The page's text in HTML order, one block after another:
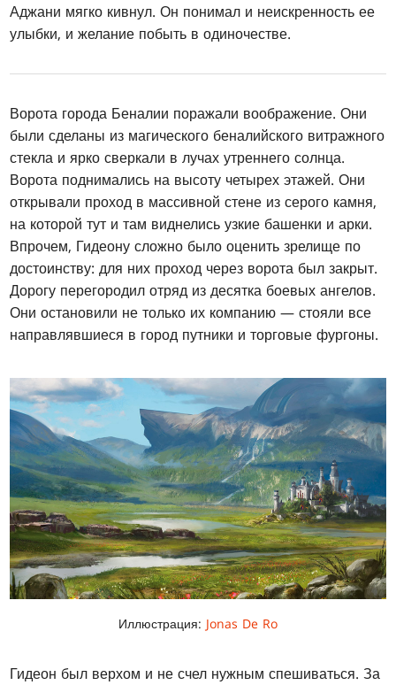
Аджани мягко кивнул. Он понимал и неискренность ее
улыбки, и желание побыть в одиночестве.
Ворота города Беналии поражали воображение. Они
были сделаны из магического беналийского витражного
стекла и ярко сверкали в лучах утреннего солнца.
Ворота поднимались на высоту четырех этажей. Они
открывали проход в массивной стене из серого камня,
на которой тут и там виднелись узкие башенки и арки.
Впрочем, Гидеону сложно было оценить зрелище по
достоинству: для них проход через ворота был закрыт.
Дорогу перегородил отряд из десятка боевых ангелов.
Они остановили не только их компанию — стояли все
направлявшиеся в город путники и торговые фургоны.
Иллюстрация: Jonas De Ro
Гидеон был верхом и не счел нужным спешиваться. За